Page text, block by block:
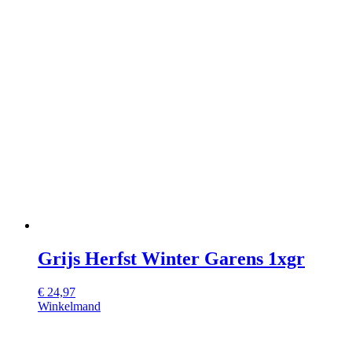
Grijs Herfst Winter Garens 1xgr
€ 24,97
Winkelmand